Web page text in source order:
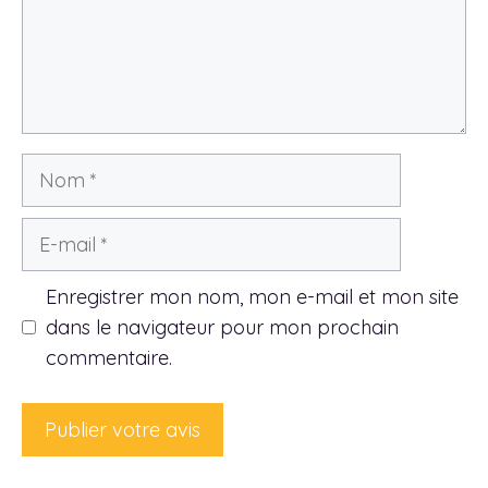
Nom
Enregistrer mon nom, mon e-mail et mon site
dans le navigateur pour mon prochain
commentaire.